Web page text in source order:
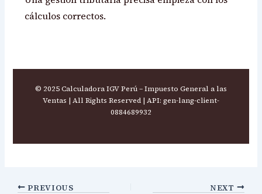
cálculos correctos.
© 2025 Calculadora IGV Perú – Impuesto General a las
Ventas | All Rights Reserved | API: gen-lang-client-
0884689932
PREVIOUS NEXT